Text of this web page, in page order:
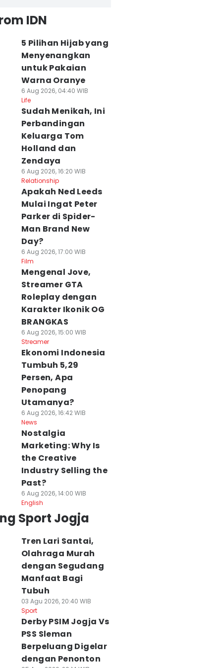
IDN
5 Pilihan Hijab yang
Menyenangkan
untuk Pakaian
Warna Oranye
6 Aug 2026, 04:40 WIB
Life
Sudah Menikah, Ini
Perbandingan
Keluarga Tom
Holland dan
Zendaya
6 Aug 2026, 16:20 WIB
Relationship
Apakah Ned Leeds
Mulai Ingat Peter
Parker di Spider-
Man Brand New
Day?
6 Aug 2026, 17:00 WIB
Film
Mengenal Jove,
Streamer GTA
Roleplay dengan
Karakter Ikonik OG
BRANGKAS
6 Aug 2026, 15:00 WIB
Streamer
Ekonomi Indonesia
Tumbuh 5,29
Persen, Apa
Penopang
Utamanya?
6 Aug 2026, 16:42 WIB
News
Nostalgia
Marketing: Why Is
the Creative
Industry Selling the
Past?
6 Aug 2026, 14:00 WIB
English
Sport Jogja
Tren Lari Santai,
Olahraga Murah
dengan Segudang
Manfaat Bagi
Tubuh
03 Agu 2026, 20:40 WIB
Sport
Derby PSIM Jogja Vs
PSS Sleman
Berpeluang Digelar
dengan Penonton